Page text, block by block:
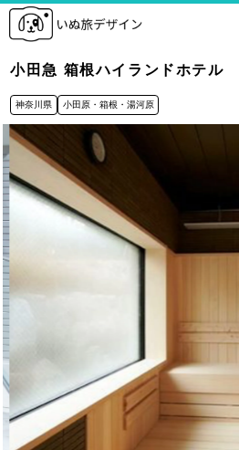
小田急 箱根ハイランドホテル
神奈川県 小田原・箱根・湯河原